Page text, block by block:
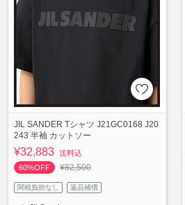
JIL SANDER Tシャツ J21GC0168 J20
243 半袖 カットソー
¥32,883 送料込
60%OFF
¥82,500
関税負担なし 返品補償